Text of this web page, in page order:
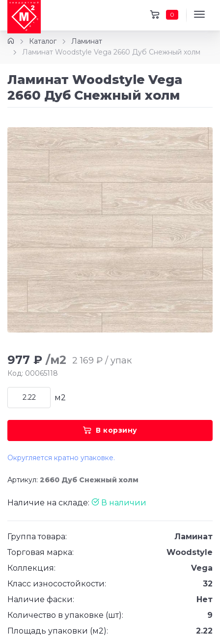
0
Каталог
Ламинат
Ламинат Woodstyle Vega 2660 Дуб Снежный холм
Ламинат Woodstyle Vega
2660 Дуб Снежный холм
977 ₽ /м2 2 169 ₽ / упак
Код: 00065118
м2
В корзину
Округляется кратно упаковке.
Артикул: 2660 Дуб Снежный холм
Наличие на складе: В наличии
Группа товара:
Ламинат
Торговая марка:
Woodstyle
Коллекция:
Vega
Класс износостойкости:
32
Наличие фаски:
Нет
Количество в упаковке (шт):
9
Площадь упаковки (м2):
2.22